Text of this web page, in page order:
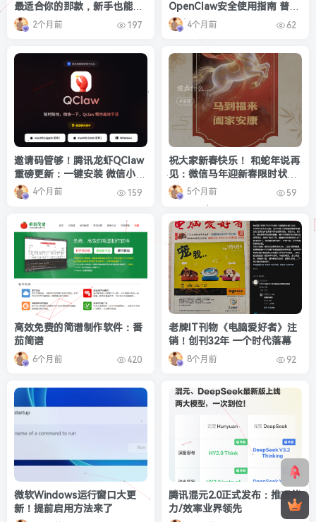
最适合你的那款，新手也能零
踩坑2个月前 197
OpenClaw安全使用指南 普通
人安全养龙虾方法来了
4个月前 62
邀请码管够！腾讯龙虾QClaw
重磅更新：一键安装 微信小程
序就能操控电脑
4个月前 159
祝大家新春快乐！ 和蛇年说再
见：微信马年迎新春限时状态
上线5个月前 59
高效免费的简谱制作软件：番
茄简谱
6个月前 420
老牌IT刊物《电脑爱好者》注
销！创刊32年 一个时代落幕
8个月前 92
微软Windows运行窗口大更
新！提前启用方法来了
腾讯混元2.0正式发布：推理能
力/效率业界领先